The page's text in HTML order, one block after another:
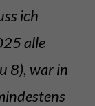
ich
alle
8), war in